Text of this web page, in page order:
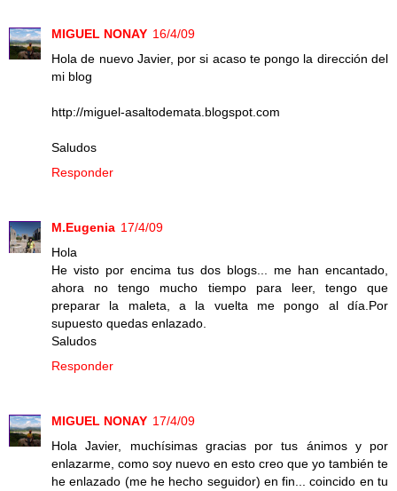
MIGUEL NONAY 16/4/09
Hola de nuevo Javier, por si acaso te pongo la dirección del
mi blog
http://miguel-asaltodemata.blogspot.com
Saludos
Responder
M.Eugenia 17/4/09
Hola
He visto por encima tus dos blogs... me han encantado,
ahora no tengo mucho tiempo para leer, tengo que
preparar la maleta, a la vuelta me pongo al día.Por
supuesto quedas enlazado.
Saludos
Responder
MIGUEL NONAY 17/4/09
Hola Javier, muchísimas gracias por tus ánimos y por
enlazarme, como soy nuevo en esto creo que yo también te
he enlazado (me he hecho seguidor) en fin... coincido en tu